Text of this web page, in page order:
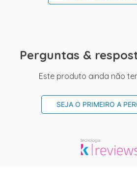
Perguntas &
Este produto ainda não
SEJA O PRIMEIRO A